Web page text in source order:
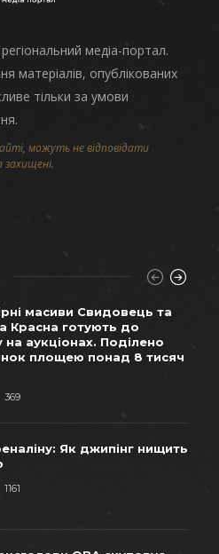
медіа-портал.
матеріалів, опублікованих
тільки за умови
можуть не відповідати
захищені.
масиви Свидовець та
Красна готують до
аукціонах. Поділено
площею понад 8 тисяч
369
Як джипінг нищить
1161